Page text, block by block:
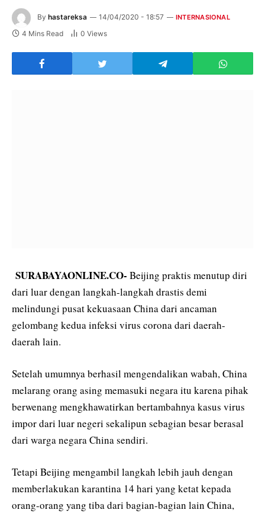
By hastareksa 14/04/2020 - 18:57 INTERNASIONAL
4 Mins Read 0 Views
SURABAYAONLINE.CO- Beijing praktis menutup diri
dari luar dengan langkah-langkah drastis demi
melindungi pusat kekuasaan China dari ancaman
gelombang kedua infeksi virus corona dari daerah-
daerah lain.
Setelah umumnya berhasil mengendalikan wabah, China
melarang orang asing memasuki negara itu karena pihak
berwenang mengkhawatirkan bertambahnya kasus virus
impor dari luar negeri sekalipun sebagian besar berasal
dari warga negara China sendiri.
Tetapi Beijing mengambil langkah lebih jauh dengan
memberlakukan karantina 14 hari yang ketat kepada
orang-orang yang tiba dari bagian-bagian lain China,